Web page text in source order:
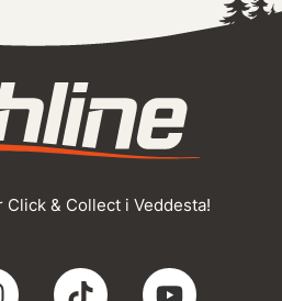
Click & Collect i Veddesta!